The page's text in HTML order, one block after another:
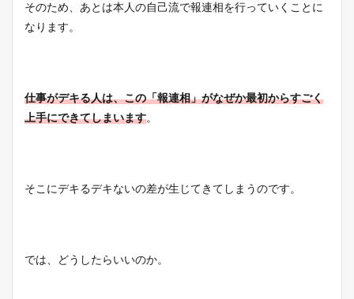
そのため、あとは本人の自己流で報連相を行っていくことに
なります。
仕事がデキる人は、この「報連相」がなぜか最初からすごく
上手にできてしまいます。
そこにデキるデキないの差が生じてきてしまうのです。
では、どうしたらいいのか。